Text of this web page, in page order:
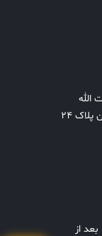
الله
کاشانی پشت بیمارستان ابن سینا خیابان اعتمادیان پلاک ۲۴
از